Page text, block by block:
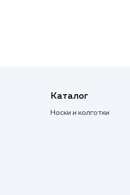
Каталог
Носки и колготки